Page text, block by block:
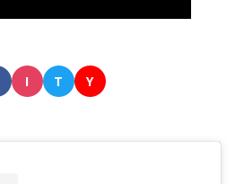
I T Y